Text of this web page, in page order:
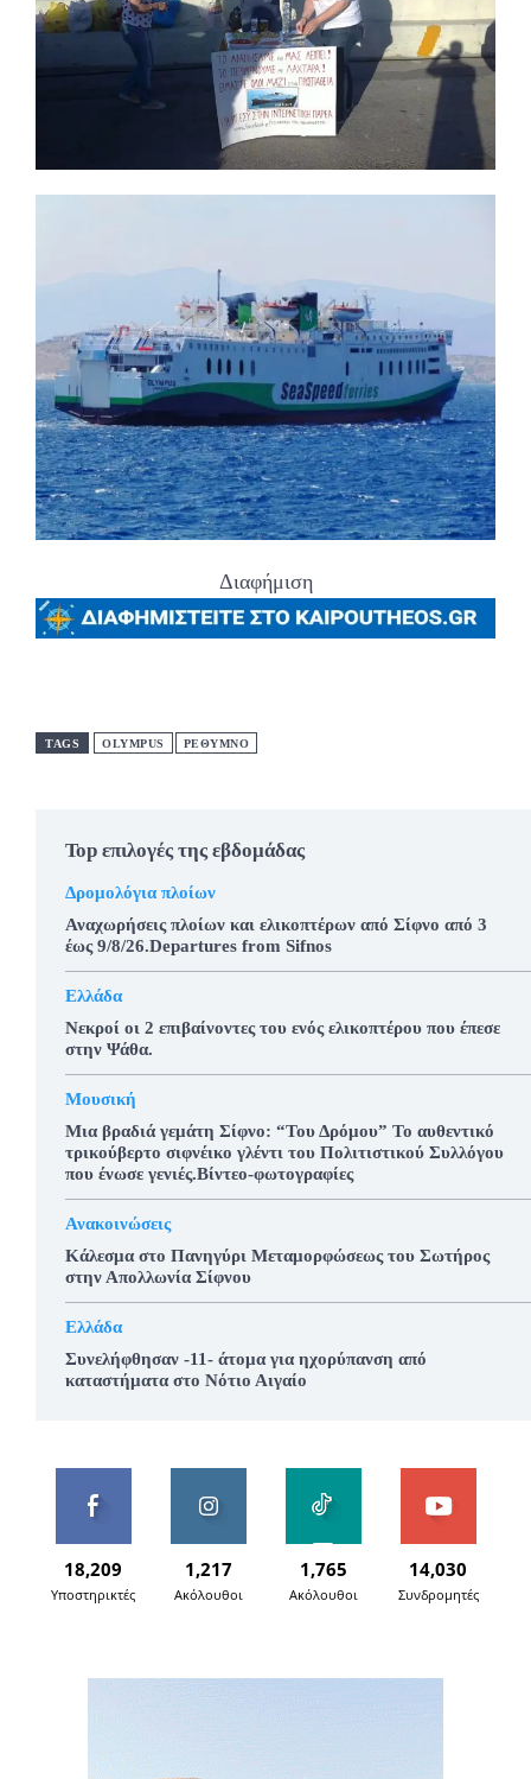
Διαφήμιση
TAGS OLYMPUS ΡΕΘΥΜΝΟ
Top επιλογές της εβδομάδας
Δρομολόγια πλοίων
Αναχωρήσεις πλοίων και ελικοπτέρων από Σίφνο από 3
έως 9/8/26.Departures from Sifnos
Ελλάδα
Νεκροί οι 2 επιβαίνοντες του ενός ελικοπτέρου που έπεσε
στην Ψάθα.
Μουσική
Μια βραδιά γεμάτη Σίφνο: “Του Δρόμου” Το αυθεντικό
τρικούβερτο σιφνέικο γλέντι του Πολιτιστικού Συλλόγου
που ένωσε γενιές.Βίντεο-φωτογραφίες
Ανακοινώσεις
Κάλεσμα στο Πανηγύρι Μεταμορφώσεως του Σωτήρος
στην Απολλωνία Σίφνου
Ελλάδα
Συνελήφθησαν -11- άτομα για ηχορύπανση από
καταστήματα στο Νότιο Αιγαίο
18,209
Υποστηρικτές
1,217
Ακόλουθοι
1,765
Ακόλουθοι
14,030
Συνδρομητές